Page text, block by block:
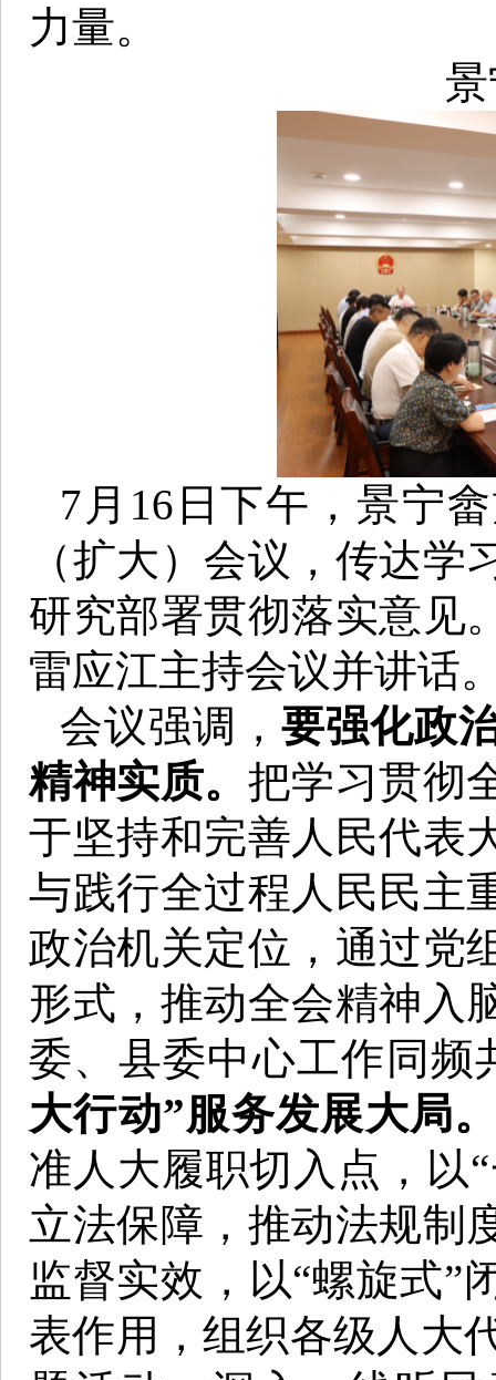
力量。
7月16日下午，景宁
（扩大）会议，传达
研究部署贯彻落实意见
雷应江主持会议并讲话
会议强调， 要强化政
精神实质。 把学习贯彻
于坚持和完善人民代表
与践行全过程人民民主
政治机关定位，通过党
形式，推动全会精神入
委、县委中心工作同频
大行动”服务发展大局
准人大履职切入点，以
立法保障，推动法规制
监督实效，以“螺旋式”
表作用，组织各级人大